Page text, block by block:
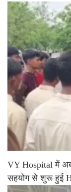
VY Hospital में
सहयोग से शुरू हुई